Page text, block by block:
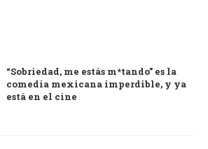
“Sobriedad, me estás m*tando” es la
comedia mexicana imperdible, y ya
está en el cine